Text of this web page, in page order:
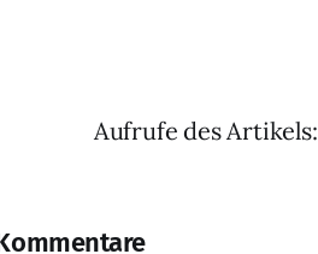
Aufrufe des Artikels: